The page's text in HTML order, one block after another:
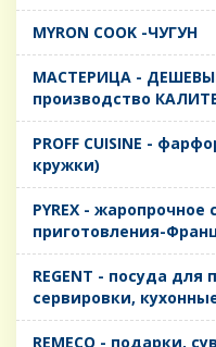
MYRON COOK -ЧУГУН
MАСТЕРИЦА -
производство
PROFF CUISINE -
кружки)
PYREX -
приготовления-
REGENT - посуда для
сервировки,
REMECO - подарки,